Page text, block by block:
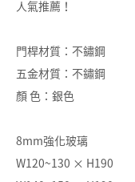
人氣推薦！
門桿材質：不鏽鋼
五金材質：不鏽鋼
顏 色：銀色
8mm強化玻璃
W120~130 × H190